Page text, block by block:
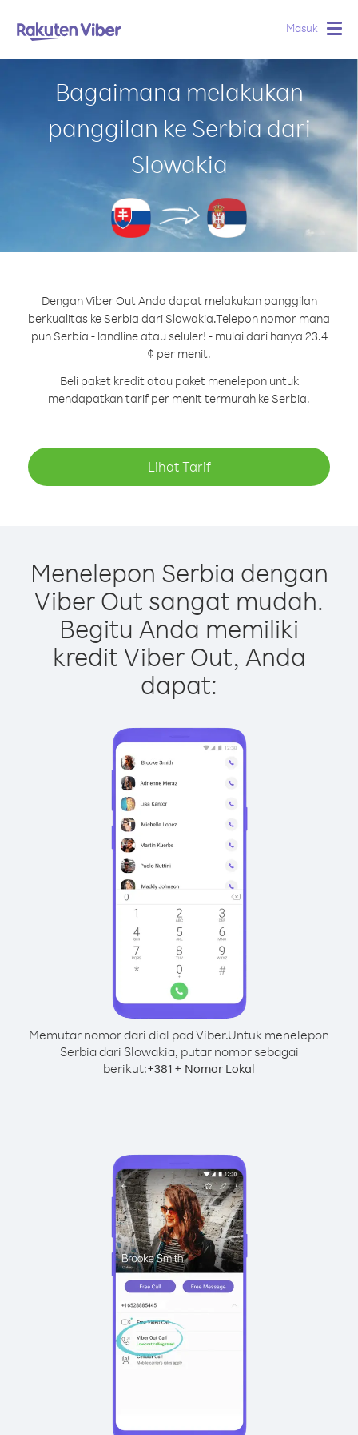
Masuk
Bagaimana melakukan
panggilan ke Serbia dari
Slowakia
Dengan Viber Out Anda dapat melakukan panggilan
berkualitas ke Serbia dari Slowakia.Telepon nomor mana
pun Serbia - landline atau seluler! - mulai dari hanya 23.4
¢ per menit.
Beli paket kredit atau paket menelepon untuk
mendapatkan tarif per menit termurah ke Serbia.
Lihat Tarif
Menelepon Serbia dengan
Viber Out sangat mudah.
Begitu Anda memiliki
kredit Viber Out, Anda
dapat:
Memutar nomor dari dial pad Viber.Untuk menelepon
Serbia dari Slowakia, putar nomor sebagai
berikut:+381 + Nomor Lokal